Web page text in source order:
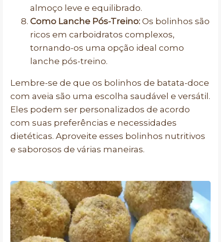
almoço leve e equilibrado.
Como Lanche Pós-Treino: Os bolinhos são
ricos em carboidratos complexos,
tornando-os uma opção ideal como
lanche pós-treino.
Lembre-se de que os bolinhos de batata-doce
com aveia são uma escolha saudável e versátil.
Eles podem ser personalizados de acordo
com suas preferências e necessidades
dietéticas. Aproveite esses bolinhos nutritivos
e saborosos de várias maneiras.